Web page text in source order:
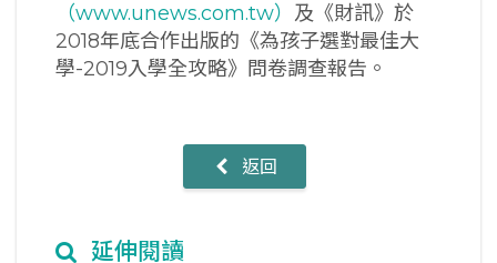
（www.unews.com.tw） 及《財訊》於
2018年底合作出版的《為孩子選對最佳大
學-2019入學全攻略》問卷調查報告。
返回
延伸閱讀